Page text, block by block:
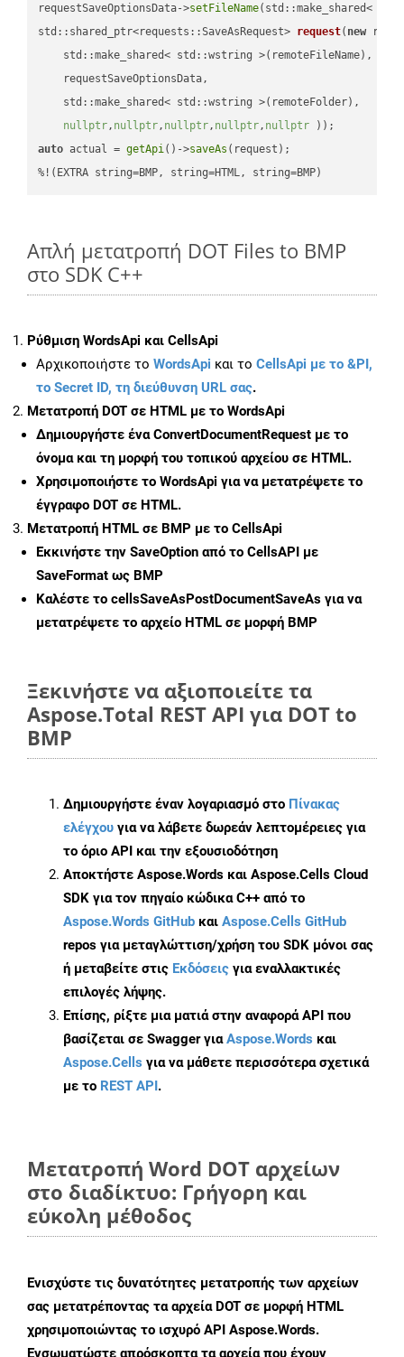
requestSaveOptionsData->setFileName(std::make_shared<
std::shared_ptr<requests::SaveAsRequest> request( new
    std::make_shared< std::wstring >(remoteFileName),
    requestSaveOptionsData,
    std::make_shared< std::wstring >(remoteFolder),
nullptr, nullptr, nullptr, nullptr, nullptr ))
auto actual = getApi()->saveAs (request);
%!(EXTRA string=BMP, string=HTML, string=BMP)
Απλή μετατροπή DOT Files to BMP
στο SDK C++
Ρύθμιση WordsApi και CellsApi
Αρχικοποιήστε το WordsApi και το CellsApi με το &PI,
το Secret ID, τη διεύθυνση URL σας.
Μετατροπή DOT σε HTML με το WordsApi
Δημιουργήστε έναConvertDocumentRequest με το
όνομα και τη μορφή του τοπικού αρχείου σε HTML.
Χρησιμοποιήστε το WordsApi για να μετατρέψετε το
έγγραφο DOT σε HTML.
Μετατροπή HTML σε BMP με το CellsApi
Εκκινήστε την SaveOption από το CellsAPI με
SaveFormat ως BMP
Καλέστε το cellsSaveAsPostDocumentSaveAs για να
μετατρέψετε το αρχείο HTML σε μορφή BMP
Ξεκινήστε να αξιοποιείτε τα
Aspose.Total REST API για DOT to
BMP
Δημιουργήστε έναν λογαριασμό στο Πίνακας
ελέγχου για να λάβετε δωρεάν λεπτομέρειες για
το όριο API και την εξουσιοδότηση
Αποκτήστε Aspose.Words και Aspose.Cells Cloud
SDK για τον πηγαίο κώδικα C++ από το
Aspose.Words GitHub και Aspose.Cells GitHub
repos για μεταγλώττιση/χρήση του SDK μόνοι σας
ή μεταβείτε στις Εκδόσεις για εναλλακτικές
επιλογές λήψης.
Επίσης, ρίξτε μια ματιά στην αναφορά API που
βασίζεται σε Swagger γιαAspose.Words και
Aspose.Cells για να μάθετε περισσότερα σχετικά
με το REST API.
Μετατροπή Word DOT αρχείων
στο διαδίκτυο: Γρήγορη και
εύκολη μέθοδος
Ενισχύστε τις δυνατότητες μετατροπής των αρχείων
σας μετατρέποντας τα αρχεία DOT σε μορφή HTML
χρησιμοποιώντας το ισχυρό API Aspose.Words.
Ενσωματώστε απρόσκοπτα τα αρχεία που έχουν